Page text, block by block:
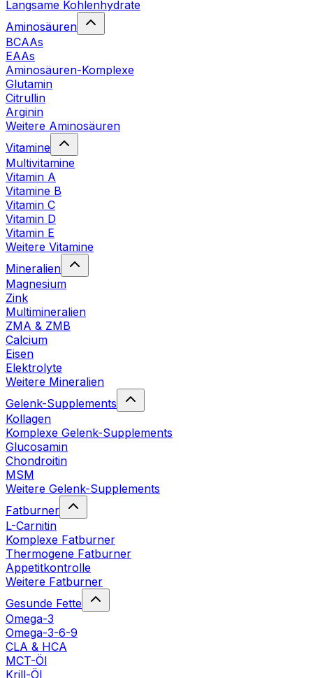
Langsame Kohlenhydrate
Aminosäuren
BCAAs
EAAs
Aminosäuren-Komplexe
Glutamin
Citrullin
Arginin
Weitere Aminosäuren
Vitamine
Multivitamine
Vitamin A
Vitamine B
Vitamin C
Vitamin D
Vitamin E
Weitere Vitamine
Mineralien
Magnesium
Zink
Multimineralien
ZMA & ZMB
Calcium
Eisen
Elektrolyte
Weitere Mineralien
Gelenk-Supplements
Kollagen
Komplexe Gelenk-Supplements
Glucosamin
Chondroitin
MSM
Weitere Gelenk-Supplements
Fatburner
L-Carnitin
Komplexe Fatburner
Thermogene Fatburner
Appetitkontrolle
Weitere Fatburner
Gesunde Fette
Omega-3
Omega-3-6-9
CLA & HCA
MCT-Öl
Krill-Öl